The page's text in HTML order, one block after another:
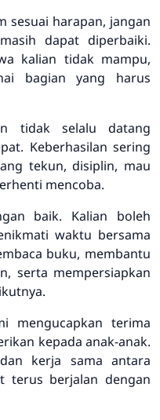
sesuai harapan, jangan
dapat diperbaiki.
kalian tidak mampu,
bagian yang harus
tidak selalu datang
Keberhasilan sering
tekun, disiplin, mau
mencoba.
baik. Kalian boleh
waktu bersama
buku, membantu
serta mempersiapkan
mengucapkan terima
kepada anak-anak.
kerja sama antara
terus berjalan dengan